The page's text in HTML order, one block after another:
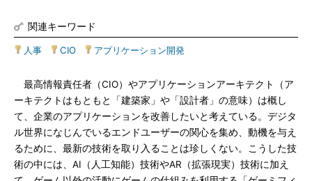
関連キーワード
人事 CIO アプリケーション開発
最高情報責任者（CIO）やアプリケーションアーキテクト（ア
ーキテクトはもともと「建築家」や「設計者」の意味）は概し
て、企業のアプリケーションを改善したいと考えている。デジタ
ル世界になじんでいるエンドユーザーの関心を集め、動機を与え
るために、最新の技術を取り入ることは珍しくない。こうした技
術の中には、AI（人工知能）技術やAR（拡張現実）技術に加え